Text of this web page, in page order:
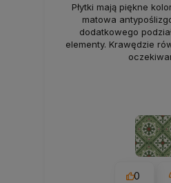
Płytki mają piękne
matowa
dodatkowego
elementy. Krawędzie
0